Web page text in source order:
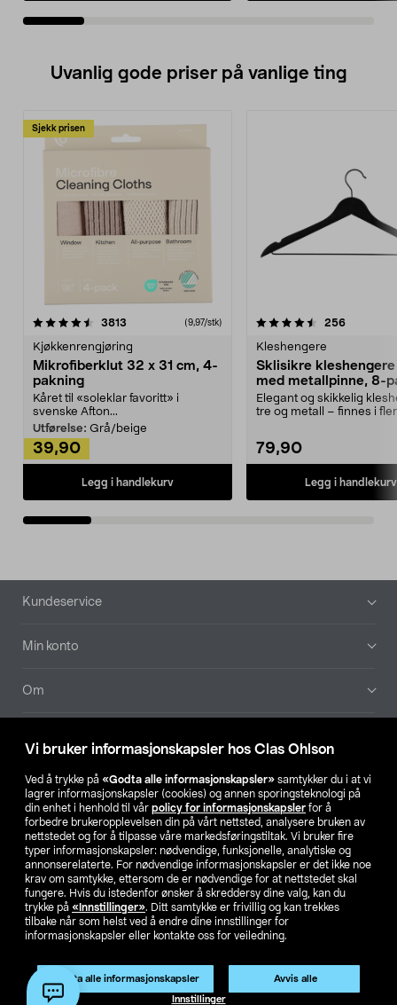
Vi bruker informasjonskapsler hos Clas Ohlson
Ved å trykke på «Godta alle informasjonskapsler» samtykker du i at vi
lagrer informasjonskapsler (cookies) og annen sporingsteknologi på
din enhet i henhold til vår policy for informasjonskapsler for å
forbedre brukeropplevelsen din på vårt nettsted, analysere bruken av
nettstedet og for å tilpasse våre markedsføringstiltak. Vi bruker fire
typer informasjonskapsler: nødvendige, funksjonelle, analytiske og
annonserelaterte. For nødvendige informasjonskapsler er det ikke noe
krav om samtykke, ettersom de er nødvendige for at nettstedet skal
fungere. Hvis du istedenfor ønsker å skreddersy dine valg, kan du
trykke på «Innstillinger». Ditt samtykke er frivillig og kan trekkes
tilbake når som helst ved å endre dine innstillinger for
informasjonskapsler eller kontakte oss for veiledning.
Godta alle informasjonskapsler Avvis alle
Innstillinger
Uvanlig gode priser på vanlige ting
Sjekk prisen
3813 anmeldelser(9,97/stk)
Kjøkkenrengjøring
Mikrofiberklut 32 x 31 cm, 4-
pakning
Kåret til «soleklar favoritt» i
svenske Afton...
Utførelse: Grå/beige
39,90
Legg i handlekurv
4.5av 5 stjerner 256
Kleshengere
Sklisikre
med metallpinne, 8-
Elegant og skikkelig
tre og metall – finnes i
79,90
Legg i handlekurv
4.5av 5 stjerner
Bunntekst
Kundeservice
Min konto
Om
Våre selskaper
Finn din butikk
SE NO FI
Privacy statement Medlemsvilkår Kjøpsvilkår
For bedrifter
Endre til priser ekskl. moms